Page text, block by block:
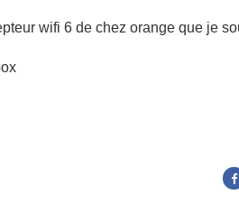
wifi 6 de chez orange que je